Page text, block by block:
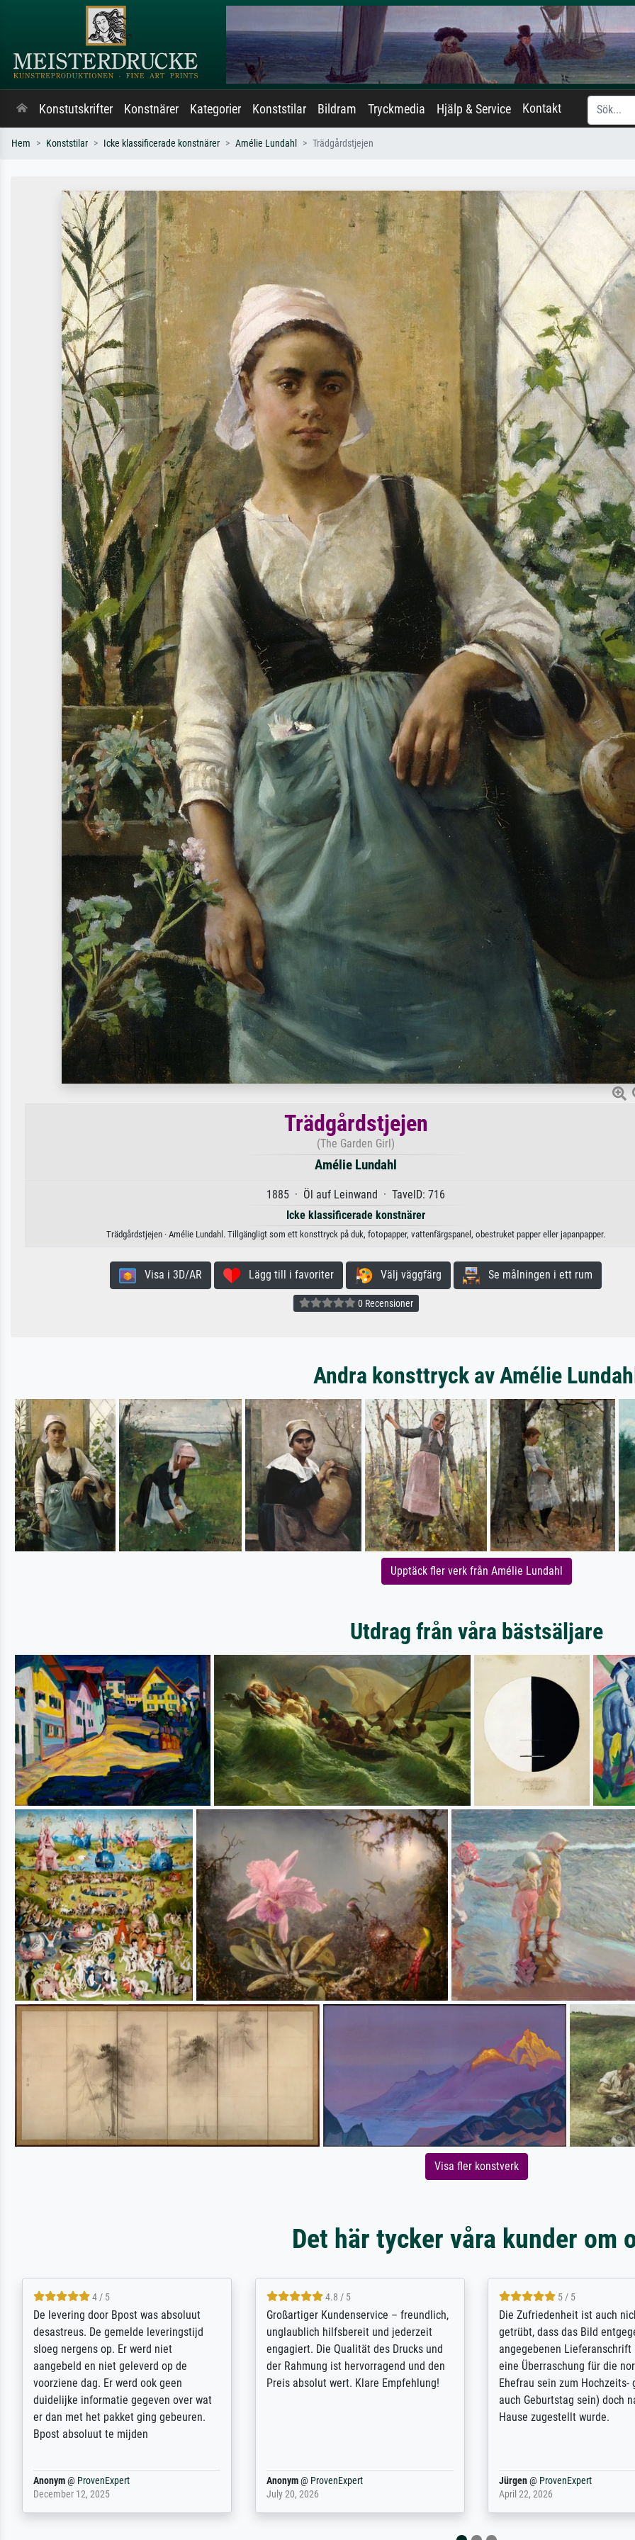
Konstutskrifter Konstnärer Kategorier Konststilar Bildram Tryckmedia Hjälp & Service Kontakt
Hem Konststilar Icke klassificerade konstnärer Amélie Lundahl Trädgårdstjejen
Trädgårdstjejen
(The Garden Girl)
Amélie Lundahl
1885 · Öl auf Leinwand · TavelD: 716
Icke klassificerade konstnärer
Trädgårdstjejen · Amélie Lundahl. Tillgängligt som ett konsttryck på duk, fotopapper, vattenfärgspanel, obestruket papper eller japanpapper.
Visa i 3D/AR Lägg till i favoriter Välj väggfärg Se målningen i ett rum
0 Recensioner
Andra konsttryck av Amélie
Upptäck fler verk från Amélie Lundahl
Utdrag från våra bästsäljare
Visa fler konstverk
Det här tycker våra kunder om
5 / 5
Sehr gute Qualität des Leinwanddrucks
und des Rahmens! Unser Bild wurde
sehr sorgfältig und sicher verpackt, so
dass es unbeschadet bei uns ankam. Es
wird nicht unser letzter Meisterdruck
sein. Vielen Dank!
Reinhold,@ProvenExpert
April 22, 2026
5 / 5
Für ein Erinnerungsbuch mit der
Feldpost meines Großvaters aus dem 1.
Weltkrieg benötigte ich ein
ausdrucksvolles Bild. Das habe ich bei
Ihnen gefunden. Bei der Auswahl der
weiter. Vielen ...
Margot@ProvenExpert
February 20, 2026
4.8 / 5
Hervorragende Qualität.
vieles anpassen lassen, wie
Randentfernung, Farbe,
Kontrast und Weiteres. Sehr
Kontaktperson per Mail. Das
Kunstdruck) wurde sehr gut
sehr starke Papprolle mit
Anonym@ProvenExpert
August 12, 2025